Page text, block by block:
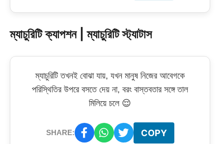
ম্যাচুরিটি ক্যাপশন | ম্যাচুরিটি স্ট্যাটাস
ম্যাচুরিটি তখনই বোঝা যায়, যখন মানুষ নিজের আবেগকে
পরিস্থিতির উপরে বসতে দেয় না, বরং বাস্তবতার সঙ্গে তাল
মিলিয়ে চলে 😌
SHARE: COPY